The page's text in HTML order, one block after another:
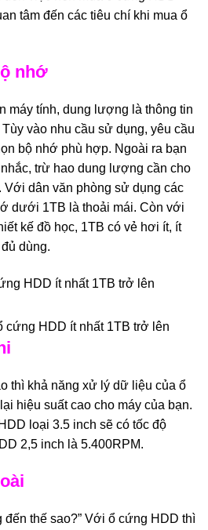
tâm đến các tiêu chí khi mua ổ
nhớ
máy tính, dung lượng là thông tin
vào nhu cầu sử dụng, yêu cầu
bộ nhớ phù hợp. Ngoài ra bạn
trừ hao dung lượng cần cho
Với dân văn phòng sử dụng các
dưới 1TB là thoải mái. Còn với
kế đồ học, 1TB có vẻ hơi ít, ít
dùng.
cứng HDD ít nhất 1TB trở lên
thì khả năng xử lý dữ liệu của ổ
hiệu suất cao cho máy của bạn.
loại 3.5 inch sẽ có tốc độ
2,5 inch là 5.400RPM.
đến thế sao?” Với ổ cứng HDD thì